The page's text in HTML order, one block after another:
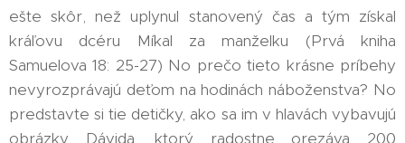
ešte skôr, než uplynul stanovený čas a tým získal
kráľovu dcéru Míkal za manželku (Prvá kniha
Samuelova 18: 25-27) No prečo tieto krásne príbehy
nevyrozprávajú deťom na hodinách náboženstva? No
predstavte si tie detičky, ako sa im v hlavách vybavujú
obrázky Dávida, ktorý radostne orezáva 200